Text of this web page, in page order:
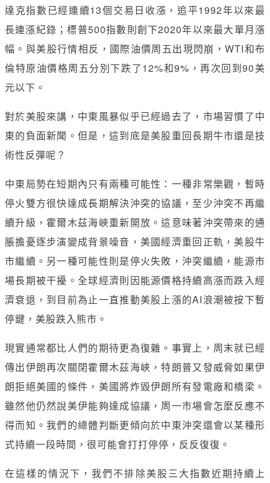
達克指數已經連續13個交易日收漲，追平1992年以來最
長連漲紀錄；標普500指數則創下2020年以來最大單月漲
幅。與美股行情相反，國際油價周五出現閃崩，WTI和布
倫特原油價格周五分別下跌了12%和9%，再次回到90美
元以下。
對於美股來講，中東風暴似乎已經過去了，市場習慣了中
東的負面新聞。但是，這到底是美股重回長期牛市還是技
術性反彈呢？
中東局勢在短期內只有兩種可能性：一種非常樂觀，暫時
停火雙方很快達成長期解決沖突的協議，至少沖突不再繼
續升級，霍爾木茲海峽重新開放。這意味著沖突帶來的通
脹擔憂逐步演變成背景噪音，美國經濟重回正軌，美股牛
市繼續。另一種可能性則是停火失敗，沖突繼續，能源市
場長期被干擾。全球經濟則因能源價格持續高漲而跌入經
濟衰退，到目前為止一直推動美股上漲的AI浪潮被按下暫
停鍵，美股跌入熊市。
現實通常都比人們的期待更為復雜。事實上，周末就已經
傳出伊朗再次關閉霍爾木茲海峽，特朗普又發威脅如果伊
朗拒絕美國的條件，美國將炸毀伊朗所有發電廠和橋梁。
雖然他仍然說美伊能夠達成協議，周一市場會怎麼反應不
得而知。我們的總體判斷更傾向於中東沖突還會以某種形
式持續一段時間，很可能會打打停停，反反復復。
在這樣的情況下，我們不排除美股三大指數近期持續上